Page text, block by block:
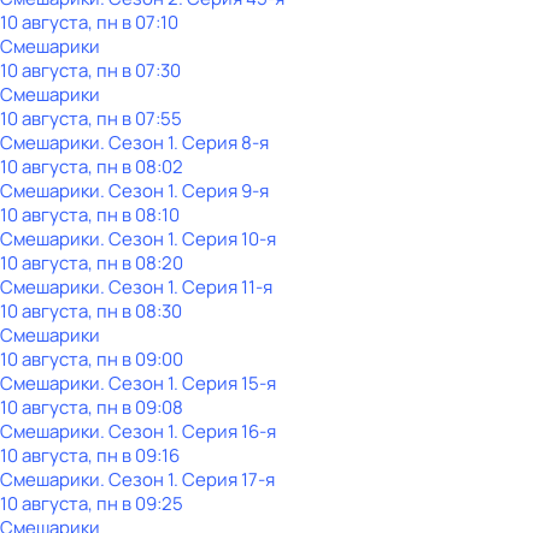
10 августа, пн в 07:10
Смешарики
10 августа, пн в 07:30
Смешарики
10 августа, пн в 07:55
Смешарики. Сезон 1. Серия 8-я
10 августа, пн в 08:02
Смешарики. Сезон 1. Серия 9-я
10 августа, пн в 08:10
Смешарики. Сезон 1. Серия 10-я
10 августа, пн в 08:20
Смешарики. Сезон 1. Серия 11-я
10 августа, пн в 08:30
Смешарики
10 августа, пн в 09:00
Смешарики. Сезон 1. Серия 15-я
10 августа, пн в 09:08
Смешарики. Сезон 1. Серия 16-я
10 августа, пн в 09:16
Смешарики. Сезон 1. Серия 17-я
10 августа, пн в 09:25
Смешарики